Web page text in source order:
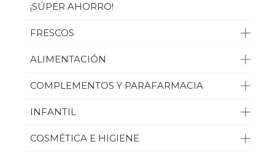
¡SÚPER AHORRO!
FRESCOS
ALIMENTACIÓN
COMPLEMENTOS Y PARAFARMACIA
INFANTIL
COSMÉTICA E HIGIENE